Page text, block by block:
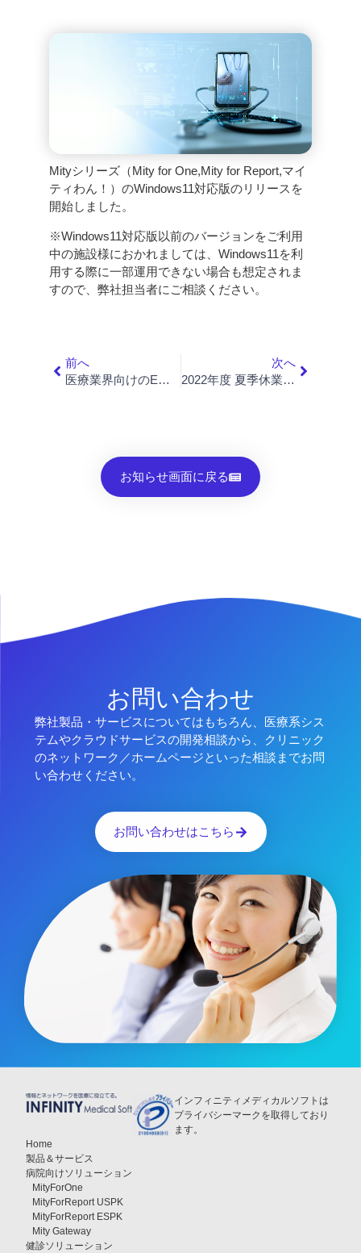
Mityシリーズ（Mity for One,Mity for Report,マイ
ティわん！）のWindows11対応版のリリースを
開始しました。
※Windows11対応版以前のバージョンをご利用
中の施設様におかれましては、Windows11を利
用する際に一部運用できない場合も想定されま
すので、弊社担当者にご相談ください。
前へ
医療業界向けのeラーニングクラウドプラットフォームサービス提供開始のお知らせ
次へ
2022年度 夏季休業日のご案内
お知らせ画面に戻る
お問い合わせ
弊社製品・サービスについてはもちろん、医療系シス
テムやクラウドサービスの開発相談から、クリニック
のネットワーク／ホームページといった相談までお問
い合わせください。
お問い合わせはこちら
インフィニティメディカルソフトは
プライバシーマークを取得しており
ます。
Home
製品＆サービス
病院向けソリューション
MityForOne
MityForReport USPK
MityForReport ESPK
Mity Gateway
健診ソリューション